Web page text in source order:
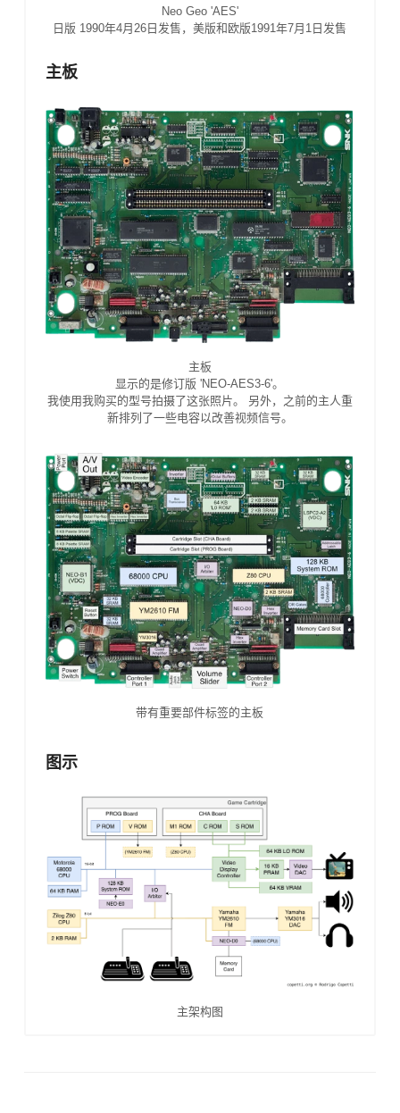
Neo Geo 'AES'
日版 1990年4月26日发售，美版和欧版1991年7月1日发售
主板
主板
显示的是修订版 'NEO-AES3-6'。
我使用我购买的型号拍摄了这张照片。 另外，之前的主人重
新排列了一些电容以改善视频信号。
带有重要部件标签的主板
图示
主架构图